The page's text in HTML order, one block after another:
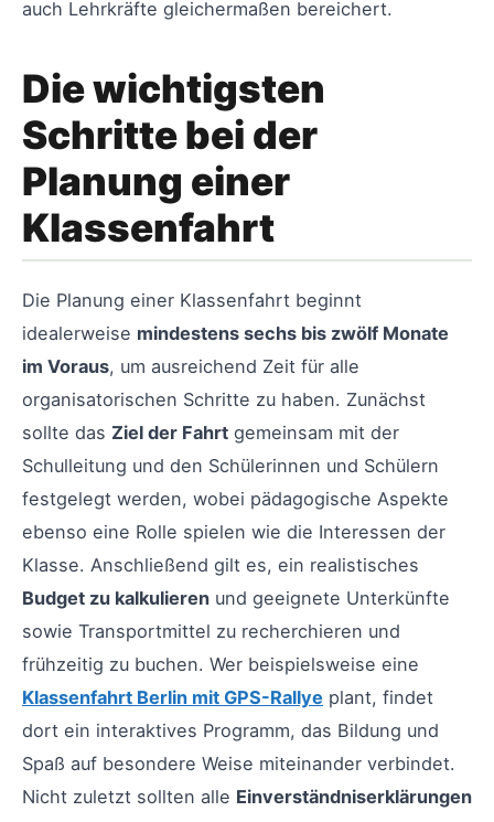
auch Lehrkräfte gleichermaßen bereichert.
Die wichtigsten
Schritte bei der
Planung einer
Klassenfahrt
Die Planung einer Klassenfahrt beginnt
idealerweise mindestens sechs bis zwölf Monate
im Voraus, um ausreichend Zeit für alle
organisatorischen Schritte zu haben. Zunächst
sollte das Ziel der Fahrt gemeinsam mit der
Schulleitung und den Schülerinnen und Schülern
festgelegt werden, wobei pädagogische Aspekte
ebenso eine Rolle spielen wie die Interessen der
Klasse. Anschließend gilt es, ein realistisches
Budget zu kalkulieren und geeignete Unterkünfte
sowie Transportmittel zu recherchieren und
frühzeitig zu buchen. Wer beispielsweise eine
Klassenfahrt Berlin mit GPS-Rallye plant, findet
dort ein interaktives Programm, das Bildung und
Spaß auf besondere Weise miteinander verbindet.
Nicht zuletzt sollten alle Einverständniserklärungen